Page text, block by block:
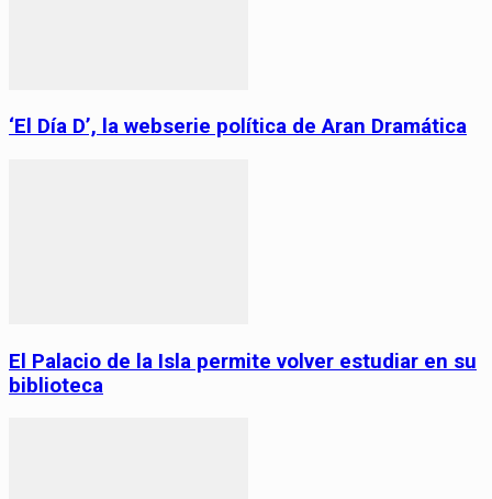
‘El Día D’, la webserie política de Aran Dramática
El Palacio de la Isla permite volver estudiar en su
biblioteca